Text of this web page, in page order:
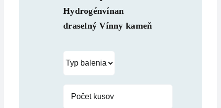
Hydrogénvínan
draselný Vínny kameň